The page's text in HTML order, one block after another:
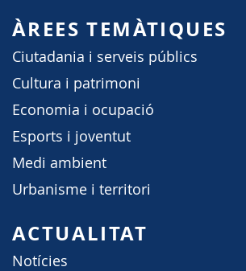
ÀREES TEMÀTIQUES
Ciutadania i serveis públics
Cultura i patrimoni
Economia i ocupació
Esports i joventut
Medi ambient
Urbanisme i territori
ACTUALITAT
Notícies